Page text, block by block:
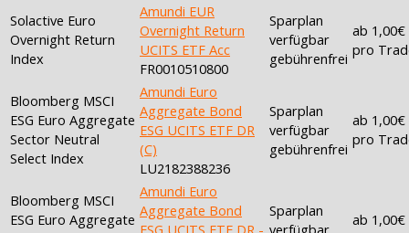
Solactive Euro
Overnight Return
Index
Amundi EUR
Overnight Return
UCITS ETF Acc
FR0010510800
Sparplan
verfügbar
gebührenfrei
ab 1,00€
pro
Bloomberg MSCI
ESG Euro Aggregate
Sector Neutral
Select Index
Amundi Euro
Aggregate Bond
ESG UCITS ETF DR
(C)
LU2182388236
Sparplan
verfügbar
gebührenfrei
ab 1,00€
pro
Bloomberg MSCI
ESG Euro Aggregate
Amundi Euro
Aggregate Bond
ESG UCITS ETF DR -
Sparplan
verfügbar
ab 1,00€